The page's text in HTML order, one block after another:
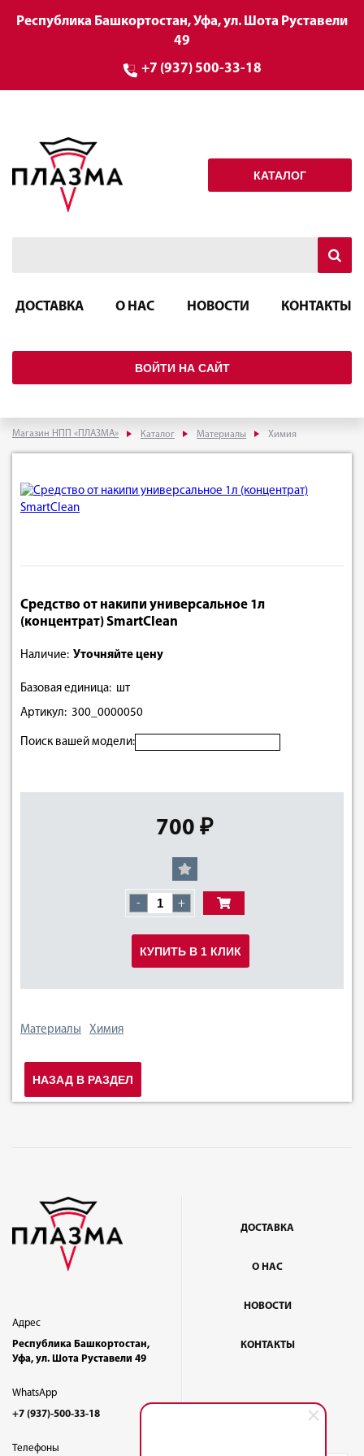
Республика Башкортостан, Уфа, ул. Шота Руставели
49
+7 (937) 500-33-18
КАТАЛОГ
ДОСТАВКА О НАС НОВОСТИ КОНТАКТЫ
ВОЙТИ НА САЙТ
Магазин НПП «ПЛАЗМА» Каталог Материалы Химия
Средство от накипи универсальное 1л
(концентрат) SmartClean
Наличие: Уточняйте цену
Базовая единица: шт
Артикул: 300_0000050
Поиск вашей модели:
700 ₽
- +
КУПИТЬ В 1 КЛИК
Материалы Химия
НАЗАД В РАЗДЕЛ
Адрес
Республика Башкортостан,
Уфа, ул. Шота Руставели 49
WhatsApp
+7 (937)-500-33-18
Телефоны
ДОСТАВКА
О НАС
НОВОСТИ
КОНТАКТЫ